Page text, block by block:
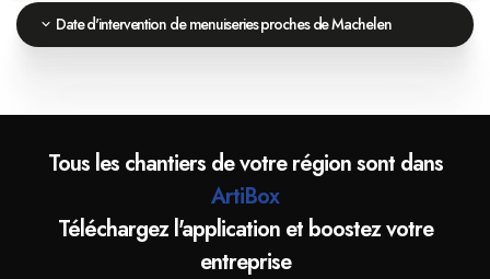
Date d'intervention de menuiseries proches de Machelen
Tous les chantiers de votre région sont dans
ArtiBox
Téléchargez l'application et boostez votre
entreprise